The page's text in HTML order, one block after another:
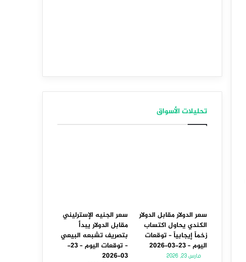
تحليلات الأسواق
سعر الدولار مقابل الدولار
الكندي يحاول اكتساب
زخماً إيجابياً – توقعات
اليوم – 23-03-2026
مارس 23, 2026
سعر الجنيه الإسترليني
مقابل الدولار يبدأ
بتصريف تشبعه البيعي
– توقعات اليوم – 23-
03-2026